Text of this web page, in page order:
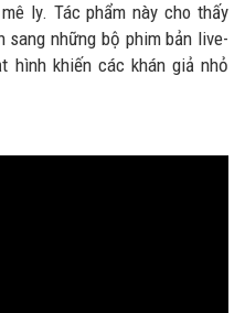
ly. Tác phẩm này cho thấy
sang những bộ phim bản live-
hình khiến các khán giả nhỏ